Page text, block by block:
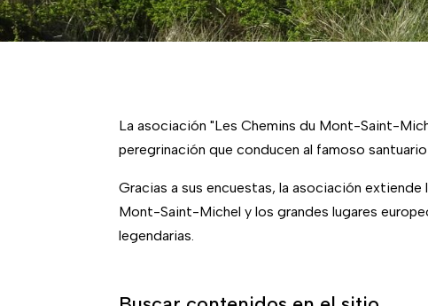
La asociación "Les Chemins du Mont-Saint-
peregrinación que conducen al famoso
Gracias a sus encuestas, la asociación
Mont-Saint-Michel y los grandes lugares
legendarias.